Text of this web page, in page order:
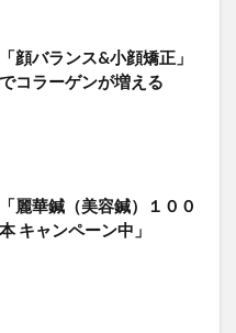
「顔バランス&小顔矯正」
でコラーゲンが増える
「麗華鍼（美容鍼）１００
本 キャンペーン中」